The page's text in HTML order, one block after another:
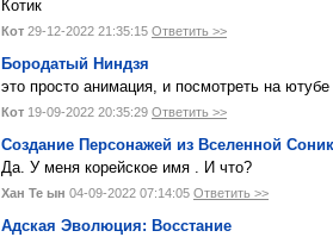
Котик
Кот 29-12-2022 21:35:15 Ответить >>
Бородатый Ниндзя
это просто анимация, и посмотреть на
Кот 19-09-2022 20:35:29 Ответить >>
Создание Персонажей из Вселенной
Да. У меня корейское имя . И что?
Хан Те ын 04-09-2022 07:14:05 Ответить >>
Адская Эволюция: Восстание